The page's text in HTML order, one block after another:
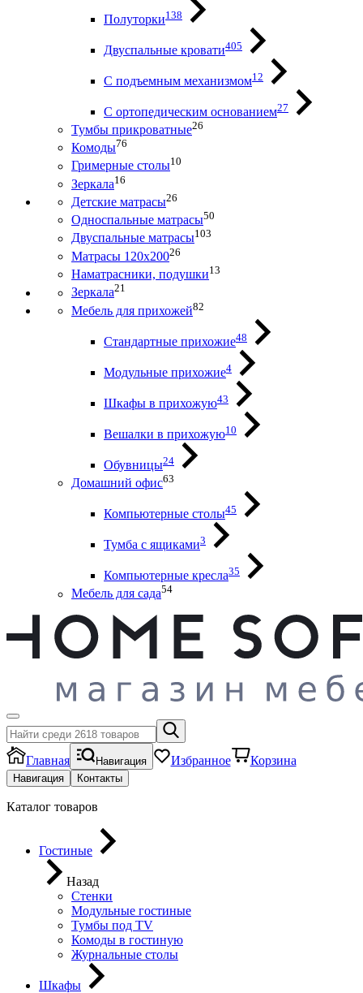
Полуторки138
Двуспальные кровати405
С подъемным механизмом12
С ортопедическим основанием27
Тумбы прикроватные26
Комоды76
Гримерные столы10
Зеркала16
Детские матрасы26
Односпальные матрасы50
Двуспальные матрасы103
Матрасы 120х20026
Наматрасники, подушки13
Зеркала21
Мебель для прихожей82
Стандартные прихожие48
Модульные прихожие4
Шкафы в прихожую43
Вешалки в прихожую10
Обувницы24
Домашний офис63
Компьютерные столы45
Тумба с ящиками3
Компьютерные кресла35
Мебель для сада54
Главная Навигация Избранное Корзина
Навигация Контакты
Каталог товаров
Гостиные
Назад
Стенки
Модульные гостиные
Тумбы под ТV
Комоды в гостиную
Журнальные столы
Шкафы